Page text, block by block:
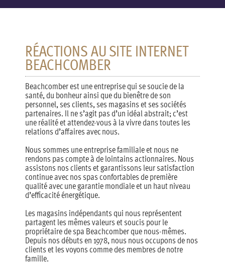
RÉACTIONS AU SITE INTERNET
BEACHCOMBER
Beachcomber est une entreprise qui se soucie de la
santé, du bonheur ainsi que du bienêtre de son
personnel, ses clients, ses magasins et ses sociétés
partenaires. Il ne s’agit pas d’un idéal abstrait; c’est
une réalité et attendez-vous à la vivre dans toutes les
relations d’affaires avec nous.
Nous sommes une entreprise familiale et nous ne
rendons pas compte à de lointains actionnaires. Nous
assistons nos clients et garantissons leur satisfaction
continue avec nos spas confortables de première
qualité avec une garantie mondiale et un haut niveau
d’efficacité énergétique.
Les magasins indépendants qui nous représentent
partagent les mêmes valeurs et soucis pour le
propriétaire de spa Beachcomber que nous-mêmes.
Depuis nos débuts en 1978, nous nous occupons de nos
clients et les voyons comme des membres de notre
famille.